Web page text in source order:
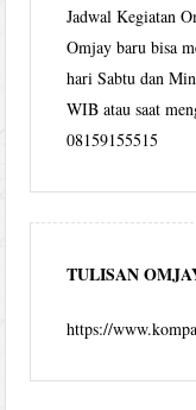
Jadwal Kegiatan
Omjay baru bisa
hari Sabtu dan
WIB atau saat
08159155515
TULISAN
https://